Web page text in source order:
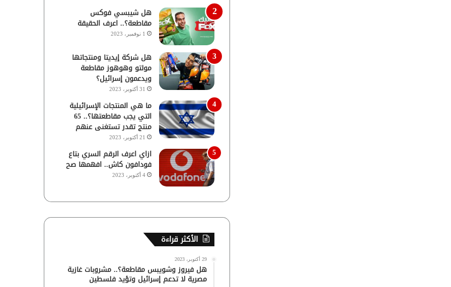
هل شيبسي فوكس
مقاطعة؟.. اعرف الحقيقة
1 نوفمبر، 2023
هل شركة إيديتا ومنتجاتها
مولتو وهوهوز مقاطعة
ويدعمون إسرائيل؟
31 أكتوبر، 2023
ما هي المنتجات الإسرائيلية
التي يجب مقاطعتها؟.. 65
منتج تقدر تستغنى عنهم
21 أكتوبر، 2023
ازاي اعرف الرقم السري بتاع
فودافون كاش.. افهمها صح
4 أكتوبر، 2023
الأكثر قراءة
29 أكتوبر، 2023
هل فيروز وشويبس مقاطعة؟.. مشروبات غازية
مصرية لا تدعم إسرائيل وتؤيد فلسطين